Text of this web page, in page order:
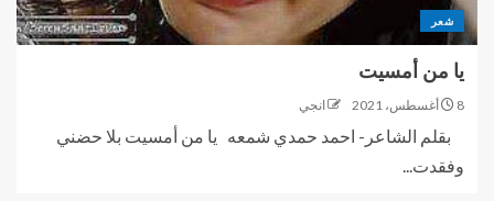
شعر
يا من أمسيت
8 أغسطس، 2021 انجي
بقلم الشاعر- احمد حمدي شمعه يا من أمسيت بلا حضني
وفقدت...